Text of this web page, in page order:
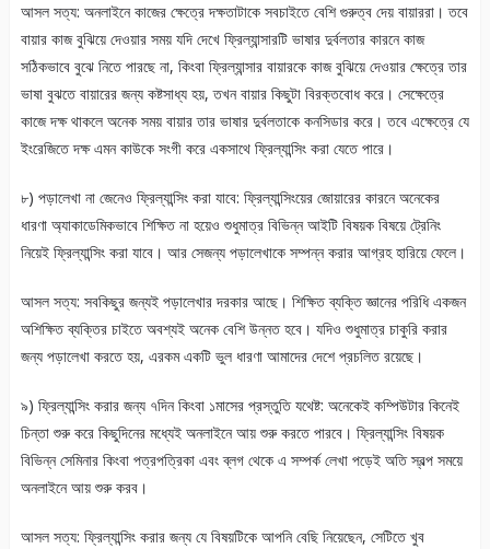
আসল সত্য: অনলাইনে কাজের ক্ষেত্রে দক্ষতাটাকে সবচাইতে বেশি গুরুত্ব দেয় বায়াররা। তবে
বায়ার কাজ বুঝিয়ে দেওয়ার সময় যদি দেখে ফ্রিল্যান্সারটি ভাষার দুর্বলতার কারনে কাজ
সঠিকভাবে বুঝে নিতে পারছে না, কিংবা ফ্রিল্যান্সার বায়ারকে কাজ বুঝিয়ে দেওয়ার ক্ষেত্রে তার
ভাষা বুঝতে বায়ারের জন্য কষ্টসাধ্য হয়, তখন বায়ার কিছুটা বিরক্তবোধ করে। সেক্ষেত্রে
কাজে দক্ষ থাকলে অনেক সময় বায়ার তার ভাষার দুর্বলতাকে কনসিডার করে। তবে এক্ষেত্রে যে
ইংরেজিতে দক্ষ এমন কাউকে সংগী করে একসাথে ফ্রিল্যান্সিং করা যেতে পারে।
৮) পড়ালেখা না জেনেও ফ্রিল্যান্সিং করা যাবে: ফ্রিল্যান্সিংয়ের জোয়ারের কারনে অনেকের
ধারণা অ্যাকাডেমিকভাবে শিক্ষিত না হয়েও শুধুমাত্র বিভিন্ন আইটি বিষয়ক বিষয়ে ট্রেনিং
নিয়েই ফ্রিল্যান্সিং করা যাবে। আর সেজন্য পড়ালেখাকে সম্পন্ন করার আগ্রহ হারিয়ে ফেলে।
আসল সত্য: সবকিছুর জন্যই পড়ালেখার দরকার আছে। শিক্ষিত ব্যক্তি জ্ঞানের পরিধি একজন
অশিক্ষিত ব্যক্তির চাইতে অবশ্যই অনেক বেশি উন্নত হবে। যদিও শুধুমাত্র চাকুরি করার
জন্য পড়ালেখা করতে হয়, এরকম একটি ভুল ধারণা আমাদের দেশে প্রচলিত রয়েছে।
৯) ফ্রিল্যান্সিং করার জন্য ৭দিন কিংবা ১মাসের প্রস্তুতি যথেষ্ট: অনেকেই কম্পিউটার কিনেই
চিন্তা শুরু করে কিছুদিনের মধ্যেই অনলাইনে আয় শুরু করতে পারবে। ফ্রিল্যান্সিং বিষয়ক
বিভিন্ন সেমিনার কিংবা পত্রপত্রিকা এবং ব্লগ থেকে এ সম্পর্ক লেখা পড়েই অতি স্বল্প সময়ে
অনলাইনে আয় শুরু করব।
আসল সত্য: ফ্রিল্যান্সিং করার জন্য যে বিষয়টিকে আপনি বেছি নিয়েছেন, সেটিতে খুব